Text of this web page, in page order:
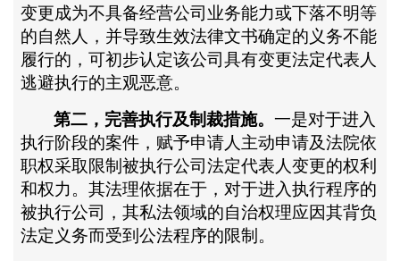
变更成为不具备经营公司业务能力或下落不明等
的自然人，并导致生效法律文书确定的义务不能
履行的，可初步认定该公司具有变更法定代表人
逃避执行的主观恶意。
第二，完善执行及制裁措施。一是对于进入
执行阶段的案件，赋予申请人主动申请及法院依
职权采取限制被执行公司法定代表人变更的权利
和权力。其法理依据在于，对于进入执行程序的
被执行公司，其私法领域的自治权理应因其背负
法定义务而受到公法程序的限制。